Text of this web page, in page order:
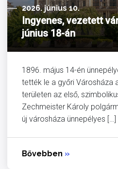
2026. június 10.
Ingyenes, vezetett
június 18-án
1896. május 14-én
tették le a győri Városháza
területen az első,
Zechmeister Károly
új városháza ünnepélyes […]
Bővebben »